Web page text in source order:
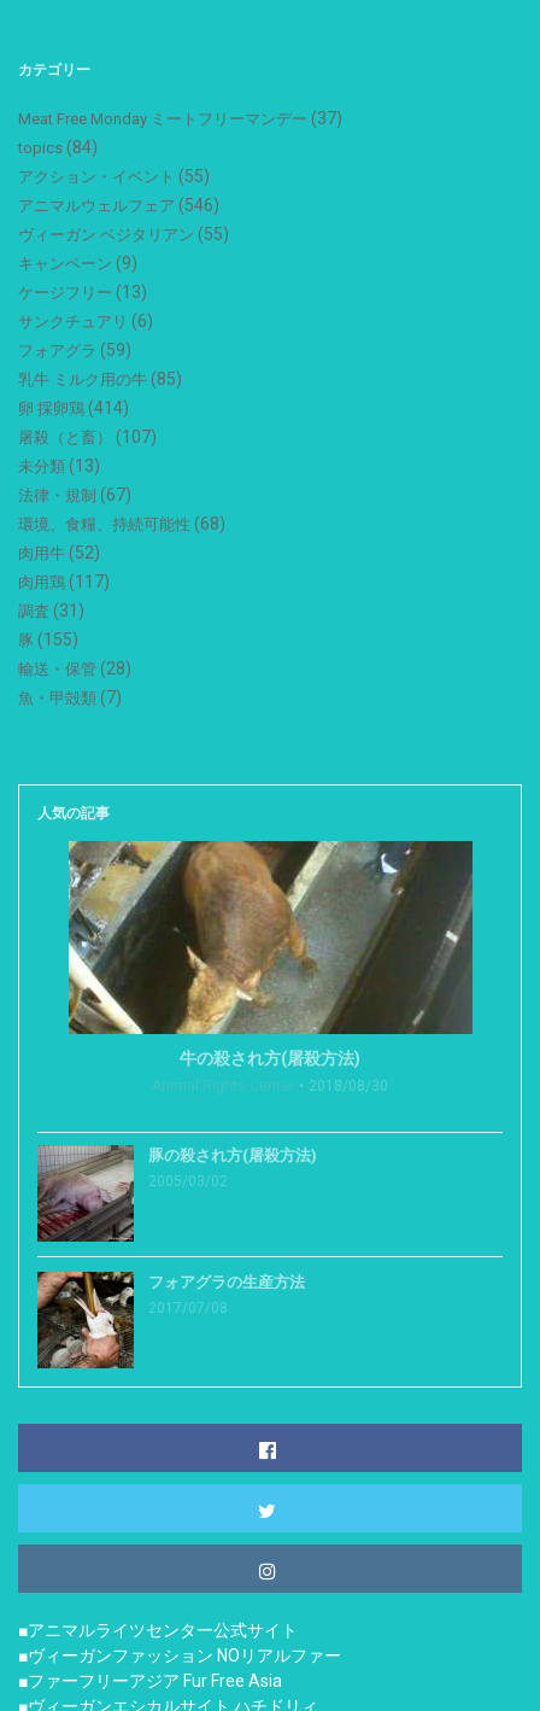
カテゴリー
Meat Free Monday ミートフリーマンデー (37)
topics (84)
アクション・イベント (55)
アニマルウェルフェア (546)
ヴィーガン ベジタリアン (55)
キャンペーン (9)
ケージフリー (13)
サンクチュアリ (6)
フォアグラ (59)
乳牛 ミルク用の牛 (85)
卵 採卵鶏 (414)
屠殺（と畜） (107)
未分類 (13)
法律・規制 (67)
環境、食糧、持続可能性 (68)
肉用牛 (52)
肉用鶏 (117)
調査 (31)
豚 (155)
輸送・保管 (28)
魚・甲殻類 (7)
人気の記事
牛の殺され方(屠殺方法)
Animal Rights Center 2018/08/30
豚の殺され方(屠殺方法)
2005/03/02
フォアグラの生産方法
2017/07/08
■アニマルライツセンター公式サイト
■ヴィーガンファッション NOリアルファー
■ファーフリーアジア Fur Free Asia
■ヴィーガンエシカルサイト ハチドリィ